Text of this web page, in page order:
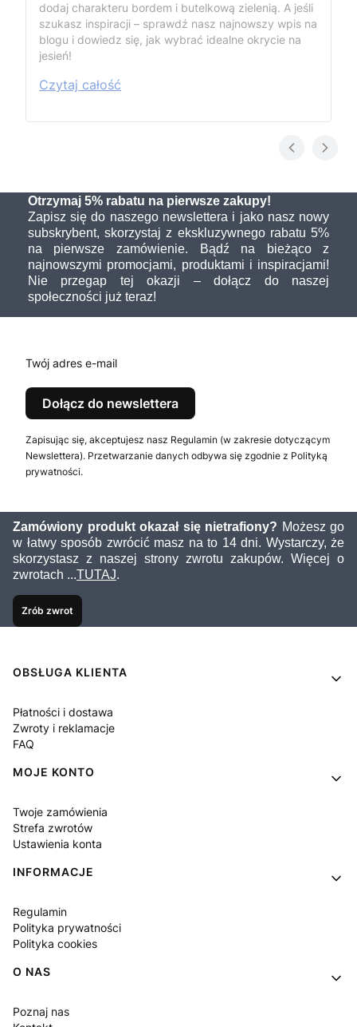
dodaj charakteru bordem i butelkową zielenią. A jeśli
szukasz inspiracji – sprawdź nasz najnowszy wpis na
blogu i dowiedz się, jak wybrać idealne okrycie na
jesień!
Czytaj całość
Otrzymaj 5% rabatu na pierwsze zakupy!
Zapisz się do naszego newslettera i jako nasz nowy
subskrybent, skorzystaj z ekskluzywnego rabatu 5%
na pierwsze zamówienie. Bądź na bieżąco z
najnowszymi promocjami, produktami i inspiracjami!
Nie przegap tej okazji – dołącz do naszej
społeczności już teraz!
Twój adres e-mail
Dołącz do newslettera
Zapisując się, akceptujesz nasz Regulamin (w zakresie dotyczącym
Newslettera). Przetwarzanie danych odbywa się zgodnie z Polityką
prywatności.
Zamówiony produkt okazał się nietrafiony? Możesz go
w łatwy sposób zwrócić masz na to 14 dni. Wystarczy, że
skorzystasz z naszej strony zwrotu zakupów. Więcej o
zwrotach ...TUTAJ.
Zrób zwrot
Linki w stopce
OBSŁUGA KLIENTA
Płatności i dostawa
Zwroty i reklamacje
FAQ
MOJE KONTO
Twoje zamówienia
Strefa zwrotów
Ustawienia konta
INFORMACJE
Regulamin
Polityka prywatności
Polityka cookies
O NAS
Poznaj nas